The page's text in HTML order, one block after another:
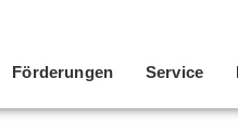
Förderungen Service